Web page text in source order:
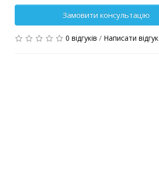
Замовити консультацію
0 відгуків / Написати відгук